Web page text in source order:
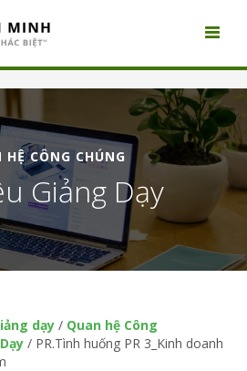
HỆ CÔNG CHÚNG
Giảng Dạy
dạy/ Quan hệ Công
/ PR.Tình huống PR 3_Kinh doanh